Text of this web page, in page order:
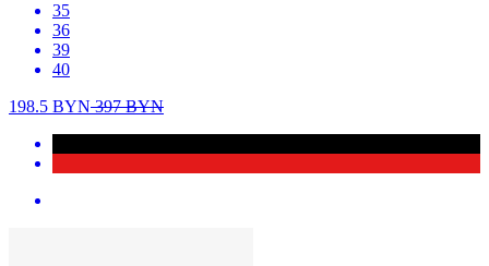
35
36
39
40
198.5 BYN397BYN